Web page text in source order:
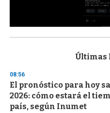
s
d
s
o
f
3
Últimas
08:56
El pronóstico para hoy
2026: cómo estará el
país, según Inumet